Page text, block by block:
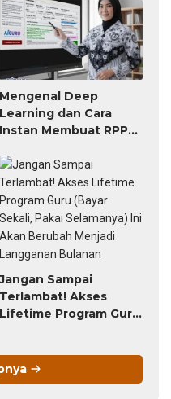
Mengenal Deep
Learning dan Cara
Instan Membuat RPP
Jangan Sampai
Terlambat! Akses
Lifetime Program Guru
Berubah Menjadi
Langganan Bulanan